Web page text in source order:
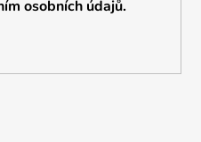
osobních údajů.